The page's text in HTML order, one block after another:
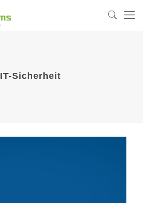
IT-Sicherheit